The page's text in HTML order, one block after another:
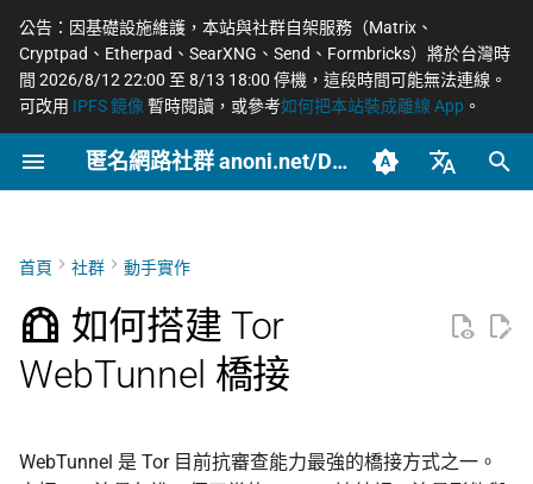
公告：因基礎設施維護，本站與社群自架服務（Matrix、
Cryptpad、Etherpad、SearXNG、Send、Formbricks）將於台灣時
間 2026/8/12 22:00 至 8/13 18:00 停機，這段時間可能無法連線。
可改用 IPFS 鏡像 暫時閱讀，或參考如何把本站裝成離線 App 。
匿名網路社群 anoni.net/Docs
正
初
尋
引
概念 網路自由為什麼重要
社群平台怎麼收集你的
什麼是匿名網路？
VPN 的風險與選擇
場景
一般人平常該做到什麼
LGBTQ+ 與性少數的匿
進階
端對端加密如何運作
零知識身分驗證與支付
報告
網路政變 - InterSecLab
OONI 網站檢測清單
Tor Relays 觀測點
台灣個資法 2025 修法
軟體更新日誌 Tor 更新日誌
OONI 更新日誌
2026
文章類型
OONI
技術
如何參與與認領主題
貢獻者百科
BECOME_ANONI
Tor Project 生態與對接
治理章程
為什麼台灣適合架
WebTunnel
第一部分：網域、TLS 與
nginx 反向代理
設定 DNS
取得 TLS 憑證
2026 年度路線圖
Tor Relay 校園建立研究專
題
匿名支付研究專題
COSCUP 2026 公開徵稿
匿名網路工作坊 2025/08
籌備頁面
籌備：匿名網路工作坊
2025/08
持續關注
首頁 社群 動手實作
如何搭建 Tor
WebTunnel 橋接
WebTunnel 是 Tor 目前抗審查能力最強的橋接方式之一。